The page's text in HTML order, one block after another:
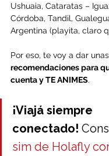
Ushuaia, Cataratas –
Córdoba, Tandil,
Argentina (playita, claro
Por eso, te voy a dar unas
recomendaciones para
cuenta y TE ANIMES.
¡Viajá siempre
conectado!
sim de Holafly